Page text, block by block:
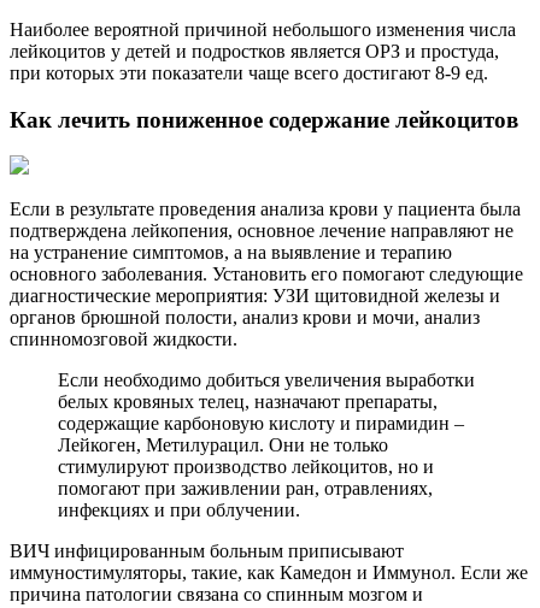
Наиболее вероятной причиной небольшого изменения числа
лейкоцитов у детей и подростков является ОРЗ и простуда,
при которых эти показатели чаще всего достигают 8-9 ед.
Как лечить пониженное содержание лейкоцитов
Если в результате проведения анализа крови у пациента была
подтверждена лейкопения, основное лечение направляют не
на устранение симптомов, а на выявление и терапию
основного заболевания. Установить его помогают следующие
диагностические мероприятия: УЗИ щитовидной железы и
органов брюшной полости, анализ крови и мочи, анализ
спинномозговой жидкости.
Если необходимо добиться увеличения выработки
белых кровяных телец, назначают препараты,
содержащие карбоновую кислоту и пирамидин –
Лейкоген, Метилурацил. Они не только
стимулируют производство лейкоцитов, но и
помогают при заживлении ран, отравлениях,
инфекциях и при облучении.
ВИЧ инфицированным больным приписывают
иммуностимуляторы, такие, как Камедон и Иммунол. Если же
причина патологии связана со спинным мозгом и